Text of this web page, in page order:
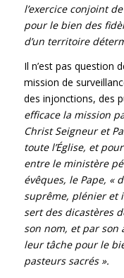
l’exercice conjoint
pour le bien des
d’un territoire
Il n’est pas question
mission de
des injonctions, des
efficace la mission
Christ Seigneur et
toute l’Église, et
entre le ministère
évêques, le Pape, «
suprême, plénier et
sert des dicastères
son nom, et par son
leur tâche pour le
pasteurs sacrés ».